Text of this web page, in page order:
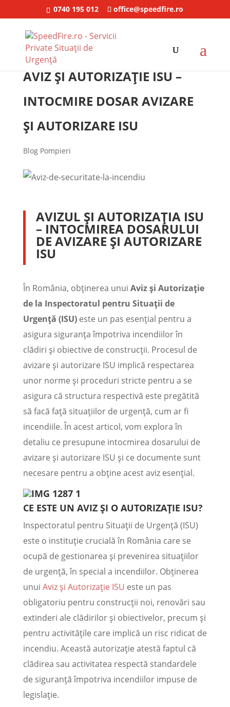
0740 195 012 office@speedfire.ro
AVIZ ȘI AUTORIZAȚIE ISU –
INTOCMIRE DOSAR AVIZARE
ȘI AUTORIZARE ISU
Blog Pompieri
AVIZUL ȘI AUTORIZAȚIA ISU
– INTOCMIREA DOSARULUI
DE AVIZARE ȘI AUTORIZARE
ISU
În România, obținerea unui Aviz și Autorizație
de la Inspectoratul pentru Situații de
Urgență (ISU)este un pas esențial pentru a
asigura siguranța împotriva incendiilor în
clădiri și obiective de construcții. Procesul de
avizare și autorizare ISU implică respectarea
unor norme și proceduri stricte pentru a se
asigura că structura respectivă este pregătită
să facă față situațiilor de urgență, cum ar fi
incendiile. În acest articol, vom explora în
detaliu ce presupune intocmirea dosarului de
avizare și autorizare ISU și ce documente sunt
necesare pentru a obține acest aviz esențial.
CE ESTE UN AVIZ ȘI O AUTORIZAȚIE ISU?
Inspectoratul pentru Situații de Urgență (ISU)
este o instituție crucială în România care se
ocupă de gestionarea și prevenirea situațiilor
de urgență, în special a incendiilor. Obținerea
unui Aviz și Autorizație ISU este un pas
obligatoriu pentru construcții noi, renovări sau
extinderi ale clădirilor și obiectivelor, precum și
pentru activitățile care implică un risc ridicat de
incendiu. Această autorizație atestă faptul că
clădirea sau activitatea respectă standardele
de siguranță împotriva incendiilor impuse de
legislație.